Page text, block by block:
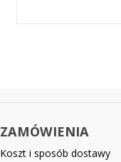
ZAMÓWIENIA
Koszt i sposób dostawy